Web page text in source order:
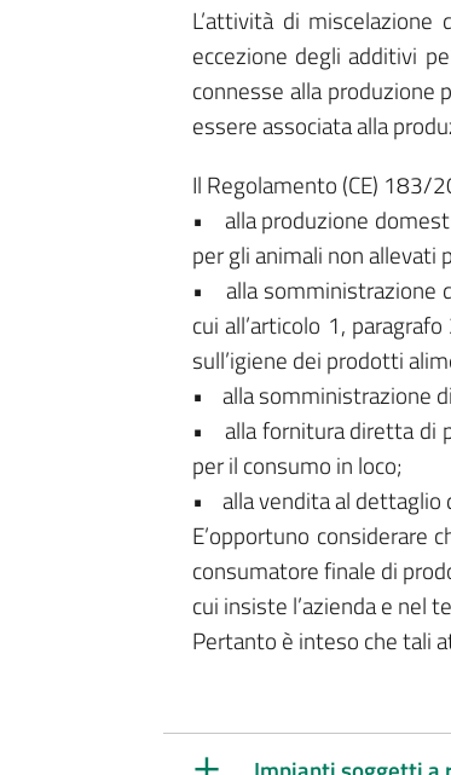
L’attività di
eccezione degli additivi
connesse alla
essere associata alla
Il Regolamento (CE) 183/
• alla produzione
per gli animali non allevati
• alla somministrazione
cui all’articolo 1,
sull’igiene dei prodotti
• alla somministrazione
• alla fornitura diretta di
per il consumo in loco;
• alla vendita al dettaglio
E’opportuno
consumatore finale di
cui insiste l’azienda e nel
Pertanto è inteso che tali